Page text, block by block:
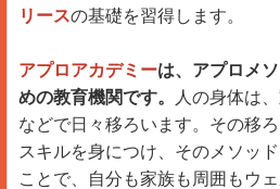
リースの基礎を習得します。
​アプロアカデミーは、アプロメ
めの教育機関です。
人の身体は
などで日々移ろいます。その移
スキルを身につけ、そのメソッ
ことで、自分も家族も周囲もウ